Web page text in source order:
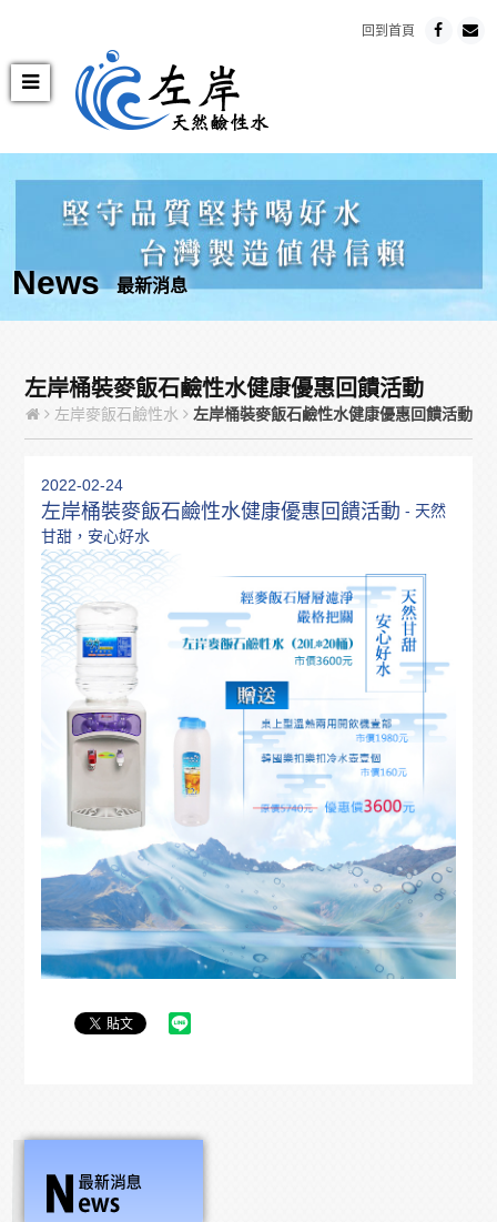
回到首頁
News 最新消息
左岸桶裝麥飯石鹼性水健康優惠回饋活動
左岸麥飯石鹼性水 左岸桶裝麥飯石鹼性水健康優惠回饋活動
2022-02-24
左岸桶裝麥飯石鹼性水健康優惠回饋活動 - 天然
甘甜，安心好水